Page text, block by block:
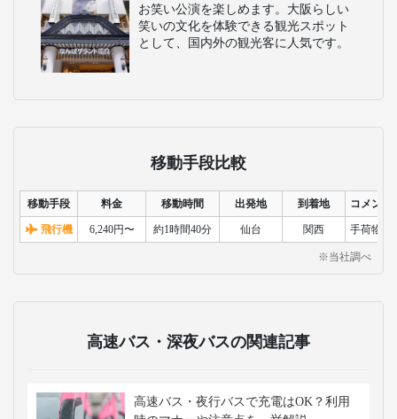
お笑い公演を楽しめます。大阪らしい
笑いの文化を体験できる観光スポット
として、国内外の観光客に人気です。
移動手段比較
移動手段 料金 移動時間 出発地 到着地 コメント
飛行機 6,240円〜 約1時間40分 仙台 関西 手荷物検
※当社調べ
高速バス・深夜バスの関連記事
高速バス・夜行バスで充電はOK？利用